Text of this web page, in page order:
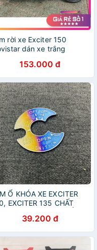
rời xe Exciter 150
dán xe trắng
153.000 đ
Ổ KHÓA XE EXCITER
EXCITER 135 CHẤT
TEM )39.200 đ